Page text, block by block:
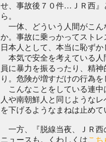
せ、事故後７０件…ＪＲ西』
ら。
一体、どういう人間がこん
か。事故に乗っかってスト
日本人として、本当に恥ずか
本気で安全を考えている人
員に暴力を振るったり、精
り。危険が増すだけの行為
こんなことをしている連中
人や南朝鮮人と同じような
を下げるようなまねは止め
一方、『脱線当夜、ＪＲ
ニュースも。くわしくはこち